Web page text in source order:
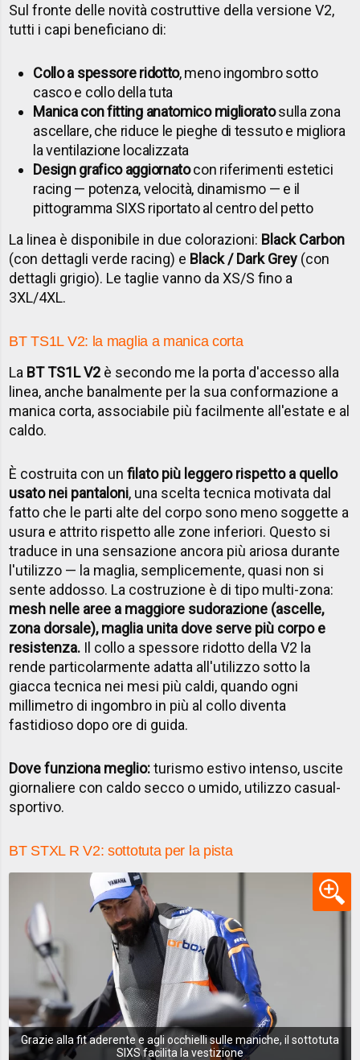
Sul fronte delle novità costruttive della versione V2,
tutti i capi beneficiano di:
Collo a spessore ridotto, meno ingombro sotto
casco e collo della tuta
Manica con fitting anatomico miglioratosulla zona
ascellare, che riduce le pieghe di tessuto e migliora
la ventilazione localizzata
Design grafico aggiornatocon riferimenti estetici
racing — potenza, velocità, dinamismo — e il
pittogramma SIXS riportato al centro del petto
La linea è disponibile in due colorazioni: Black Carbon
(con dettagli verde racing) e Black / Dark Grey (con
dettagli grigio). Le taglie vanno da XS/S fino a
3XL/4XL.
BT TS1L V2: la maglia a manica corta
La BT TS1L V2 è secondo me la porta d'accesso alla
linea, anche banalmente per la sua conformazione a
manica corta, associabile più facilmente all'estate e al
caldo.
È costruita con unfilato più leggero rispetto a quello
usato nei pantaloni, una scelta tecnica motivata dal
fatto che le parti alte del corpo sono meno soggette a
usura e attrito rispetto alle zone inferiori. Questo si
traduce in una sensazione ancora più ariosa durante
l'utilizzo — la maglia, semplicemente, quasi non si
sente addosso. La costruzione è di tipo multi-zona:
mesh nelle aree a maggiore sudorazione (ascelle,
zona dorsale), maglia unita dove serve più corpo e
resistenza. Il collo a spessore ridotto della V2 la
rende particolarmente adatta all'utilizzo sotto la
giacca tecnica nei mesi più caldi, quando ogni
millimetro di ingombro in più al collo diventa
fastidioso dopo ore di guida.
Dove funziona meglio:turismo estivo intenso, uscite
giornaliere con caldo secco o umido, utilizzo casual-
sportivo.
BT STXL R V2: sottotuta per la pista
Grazie alla fit aderente e agli occhielli sulle maniche, il sottotuta
SIXS facilita la vestizione